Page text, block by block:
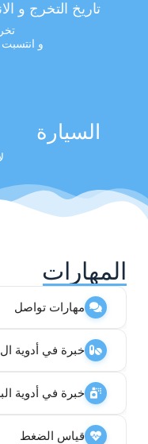
تاريخ التخرج و
و انتسبت
السيارة
المهارات
مهارات تواصل
خبرة في أدوية ال OTC
خبرة في أدوية
قياس الضغط